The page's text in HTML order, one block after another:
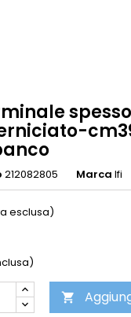
212082805 Marca Ifi
esclusa)
